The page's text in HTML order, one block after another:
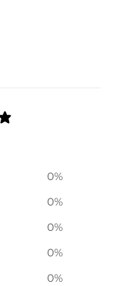
0%
0%
0%
0%
0%